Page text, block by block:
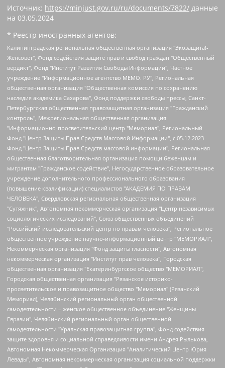
Источник: https://minjust.gov.ru/ru/documents/7822/ данные
на 03.05.2024
* Реестр иностранных агентов:
Калининградская региональная общественная организация "Экозащита!-Женсовет", Фонд содействия защите прав и свобод граждан "Общественный вердикт", Фонд "Институт Развития Свободы Информации", Частное учреждение "Информационное агентство МЕМО. РУ", Региональная общественная организация "Общественная комиссия по сохранению наследия академика Сахарова", Фонд поддержки свободы прессы, Санкт-Петербургская общественная правозащитная организация "Гражданский контроль", Межрегиональная общественная организация "Информационно-просветительский центр "Мемориал", Региональный Фонд "Центр Защиты Прав Средств Массовой Информации", с 05.12.2023 Фонд "Центр Защиты Прав Средств массовой информации", Региональная общественная благотворительная организация помощи беженцам и мигрантам "Гражданское содействие", Негосударственное образовательное учреждение дополнительного профессионального образования (повышение квалификации) специалистов "АКАДЕМИЯ ПО ПРАВАМ ЧЕЛОВЕКА", Свердловская региональная общественная организация "Сутяжник", Автономная некоммерческая организация "Центр независимых социологических исследований", Союз общественных объединений "Российский исследовательский центр по правам человека", Региональное общественное учреждение научно-информационный центр "МЕМОРИАЛ", Некоммерческая организация "Фонд защиты гласности", Автономная некоммерческая организация "Институт прав человека", Городская общественная организация "Екатеринбургское общество "МЕМОРИАЛ", Городская общественная организация "Рязанское историко-просветительское и правозащитное общество "Мемориал" (Рязанский Мемориал), Челябинский региональный орган общественной самодеятельности – женское общественное объединение "Женщины Евразии", Челябинский региональный орган общественной самодеятельности "Уральская правозащитная группа", Фонд содействия защите здоровья и социальной справедливости имени Андрея Рылькова, Автономная Некоммерческая Организация "Аналитический Центр Юрия Левады", Автономная некоммерческая организация социальной поддержки населения "Проект Апрель", Региональная общественная организация помощи женщинам и детям, находящимся в кризисной ситуации "Информационно-методический центр "Анна", Фонд содействия развитию массовых коммуникаций и правовому просвещению "Так-так-Так", Фонд содействия устойчивому развитию "Серебряная тайга", Свердловский региональный общественный фонд социальных проектов "Новое время", "Idel.Реалии", Кавказ.Реалии, Крым.Реалии, Телеканал Настоящее Время, Татаро-башкирская служба Радио Свобода (Azatliq Radiosi), Радио Свободная Европа/Радио Свобода (PCE/PC), "Сибирь.Реалии", "Фактограф", Благотворительный фонд помощи осужденным и их семьям, Автономная некоммерческая организация "Институт глобализации и социальных движений", Фонд "В защиту прав заключенных", Частное учреждение "Центр поддержки и содействия развитию средств массовой информации", Пензенский региональный общественный благотворительный фонд "Гражданский союз", "Север.Реалии", Некоммерческая организация Фонд "Правовая инициатива", Общество с ограниченной ответственностью "Радио Свободная Европа/Радио Свобода", Чешское информационное агентство "MEDIUM-ORIENT", Красноярская региональная общественная организация "Мы против СПИДа", Камалягин Денис Николаевич, Маркелов Сергей Евгеньевич, Пономарев Лев Александрович, Савицкая Людмила Алексеевна, Автономная некоммерческая организация "Центр по работе с проблемой насилия "НАСИЛИЮ.НЕТ", Межрегиональный профессиональный союз работников здравоохранения "Альянс врачей", Юридическое лицо, зарегистрированное в Латвийской Республике, SIA "Medusa Project" (регистрационный номер 40103797863, дата регистрации 10.06.2014), Некоммерческая организация "Фонд по борьбе с коррупцией", Автономная некоммерческая организация "Институт права и публичной политики", Баданин Роман Сергеевич, Гликин Максим Александрович, Железнова Мария Михайловна, Лукьянова Юлия Сергеевна, Маетная Елизавета Витальевна, Маняхин Петр Борисович, Чуракова Ольга Владимировна, Ярош Юлия Петровна, Юридическое лицо "The Insider SIA", зарегистрированное в Риге, Латвийская Республика (дата регистрации 26.06.2015), являющееся администратором доменного имени интернет-издания "The Insider SIA", https://theins.ru, Постернак Алексей Евгеньевич, Рубин Михаил Аркадьевич, Анин Роман Александрович, Юридическое лицо Istories fonds, зарегистрированное в Латвийской Республике (регистрационный номер 50008295751, дата регистрации 24.02.2020), Великовский Дмитрий Александрович, Долинина Ирина Николаевна, Мароховская Алеся Алексеевна, Шлейнов Роман Юрьевич, Шмагун Олеся Валентиновна, Общество с ограниченной ответственностью "Альтаир 2021", Общество с ограниченной ответственностью "Вега 2021", Общество с ограниченной ответственностью "Главный редактор 2021", Общество с ограниченной ответственностью "Ромашки монолит", Важенков Артем Валерьевич, Ивановская областная общественная организация "Центр гендерных исследований", Гурман Юрий Альбертович, Медиапроект "ОВД-Инфо", Егоров Владимир Владимирович, Жилинский Владимир Александрович, Общество с ограниченной ответственностью "ЗП", Иванова София Юрьевна, Карезина Инна Павловна, Кильтау Екатерина Викторовна, Петров Алексей Викторович, Пискунов Сергей Евгеньевич, Смирнов Сергей Сергеевич, Тихонов Михаил Сергеевич, Общество с ограниченной ответственностью "ЖУРНАЛИСТ-ИНОСТРАННЫЙ АГЕНТ", Арапова Галина Юрьевна, Вольтская Татьяна Анатольевна, Американская компания "Mason G.E.S. Anonymous Foundation" (США), являющаяся владельцем интернет-издания https://mnews.world/, Компания "Stichting Bellingcat", зарегистрированная в Нидерландах (дата регистрации 11.07.2018), Захаров Андрей Вячеславович, Клепиковская Екатерина Дмитриевна, Общество с ограниченной ответственностью "МЕМО", Перл Роман Александрович, Симонов Евгений Алексеевич, Соловьева Елена Анатольевна, Сотников Даниил Владимирович, Сурначева Елизавета Дмитриевна, Автономная некоммерческая организация по защите прав человека и информированию населения "Якутия – Наше Мнение", Общество с ограниченной ответственностью "Москоу диджитал медиа", с 26.01.2023 Общество с ограниченной ответственностью "Чайка Белые сады", Ветошкина Валерия Валерьевна, Заговора Максим Александрович, Межрегиональное общественное движение "Российская ЛГБТ - сеть", Оленичев Максим Владимирович, Павлов Иван Юрьевич, Скворцова Елена Сергеевна, Общество с ограниченной ответственностью "Как бы инагент", Кочетков Игорь Викторович, Общество с ограниченной ответственностью "Честные выборы", Еланчик Олег Александрович, Общество с ограниченной ответственностью "Нобелевский призыв", Гималова Регина Эмилевна, Григорьев Андрей Валерьевич, Григорьева Алина Александровна, Ассоциация по содействию защите прав призывников, альтернативнослужащих и военнослужащих "Правозащитная группа "Гражданин.Армия.Право", Хисамова Регина Фаритовна, Автономная некоммерческая организация по реализации социально-правовых программ "Лилит", Дальневосточное общественное движение "Маяк", Санкт-Петербургская ЛГБТ-инициативная группа "Выход", Инициативная группа ЛГБТ+ "Реверс", Алексеев Андрей Викторович, Бекбулатова Таисия Львовна, Беляев Иван Михайлович, Владыкина Елена Сергеевна, Гельман Марат Александрович, Никульшина Вероника Юрьевна, Толоконникова Надежда Андреевна, Шендерович Виктор Анатольевич, Общество с ограниченной ответственностью "Данное сообщение", Общество с ограниченной ответственностью Издательский дом "Новая глава", Айнбиндер Александра Александровна, Московский комьюнити-центр для ЛГБТ+инициатив, Благотворительный фонд развития филантропии, Deutsche Welle (Германия, Kurt-Schumacher-Strasse 3, 53113 Bonn), Борзунова Мария Михайловна, Воробьев Виктор Викторович, Голубева Анна Львовна, Константинова Алла Михайловна, Малкова Ирина Владимировна, Мурадов Мурад Абдулгалимович, Осетинская Елизавета Николаевна, Понасенков Евгений Николаевич, Ганапольский Матвей Юрьевич, Киселев Евгений Алексеевич, Борухович Ирина Григорьевна, Дремин Иван Тимофеевич, Дубровский Дмитрий Викторович, Красноярская региональная общественная организация поддержки и развития альтернативных образовательных технологий и межкультурных коммуникаций "ИНТЕРРА", Маяковская Екатерина Алексеевна, Фейгин Марк Захарович, Филимонов Андрей Викторович, Дзугкоева Регина Николаевна, Доброхотов Роман Александрович, Дудь Юрий Александрович, Елкин Сергей Владимирович, Кругликов Кирилл Игоревич, Сабунаева Мария Леонидовна, Семенов Алексей Владимирович, Шаинян Карен Багратович, Шульман Екатерина Михайловна, Асафьев Артур Валерьевич, Вахштайн Виктор Семенович, Венедиктов Алексей Алексеевич, Лушникова Екатерина Евгеньевна, Волков Леонид Михайлович, Невзоров Александр Глебович, Пархоменко Сергей Борисович, Сироткин Ярослав Николаевич, Кара-Мурза Владимир Владимирович, Баранова Наталья Владимировна, Гозман Леонид Яковлевич, Кагарлицкий Борис Юльевич, Климарев Михаил Валерьевич, Милов Владимир Станиславович, Автономная некоммерческая организация Краснодарский центр современного искусства "Типография", Моргенштерн Алишер Тагирович, Соболь Любовь Эдуардовна, Общество с ограниченной ответственностью "ЛИЗА НОРМ", Каспаров Гарри Кимович, Ходорковский Михаил Борисович, Общество с ограниченной ответственностью "Апрельские тезисы", Данилович Ирина Брониславовна, Кашин Олег Владимирович, Петров Николай Владимирович, Пивоваров Алексей Владимирович, Соколов Михаил Владимирович, Цветкова Юлия Владимировна, Чичваркин Евгений Александрович, Комитет против пыток/Команда против пыток, Общество с ограниченной ответственностью "Первый научный", Общество с ограниченной ответственностью "Вертолет и ко", Белоцерковская Вероника Борисовна, Кац Максим Евгеньевич, Лазарева Татьяна Юрьевна, Шаведдинов Руслан Табризович, Яшин Илья Валерьевич, Общество с ограниченной ответственностью "Иноагент ААВ", Алешковский Дмитрий Петрович, Альбац Евгения Марковна, Быков Дмитрий Львович, Галямина Юлия Евгеньевна, Лойко Сергей Леонидович, Мартынов Кирилл Константинович, Медведев Сергей Александрович, Крашенинников Федор Геннадиевич, Гордеева Катерина Вл